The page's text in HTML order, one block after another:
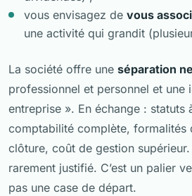
vous envisagez de vous
une activité qui grandit
La société offre une séparation
professionnel et personnel et une
entreprise ». En échange : statuts
comptabilité complète, formalités
clôture, coût de gestion supérieur.
rarement justifié. C’est un palier
pas une case de départ.